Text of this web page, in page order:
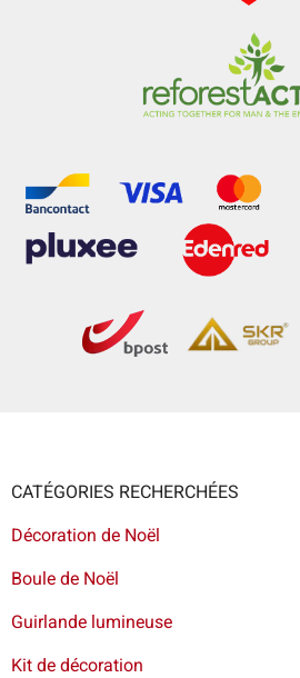
CATÉGORIES RECHERCHÉES
Décoration de Noël
Boule de Noël
Guirlande lumineuse
Kit de décoration